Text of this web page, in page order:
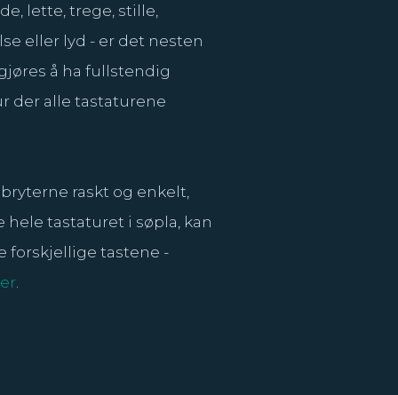
lette, trege, stille,
eller lyd - er det nesten
å ha fullstendig
der alle tastaturene
raskt og enkelt,
tastaturet i søpla, kan
forskjellige tastene -
.